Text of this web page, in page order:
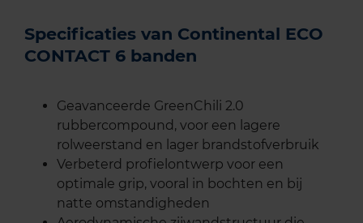
Specificaties van Continental ECO
CONTACT 6 banden
Geavanceerde GreenChili 2.0
rubbercompound, voor een lagere
rolweerstand en lager brandstofverbruik
Verbeterd profielontwerp voor een
optimale grip, vooral in bochten en bij
natte omstandigheden